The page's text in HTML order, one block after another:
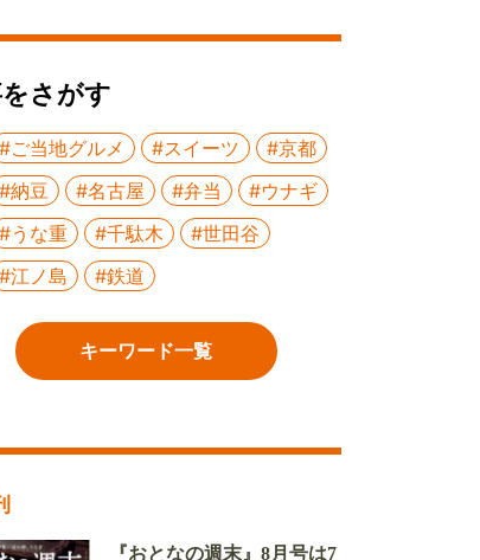
さがす
#ご当地グルメ #スイーツ
#京都
#納豆
#名古屋 #弁当
#ウナギ
#うな重
#千駄木
#世田谷
#江ノ島
#鉄道
キーワード一覧
『おとなの週末』8月号は7